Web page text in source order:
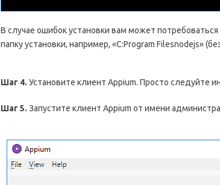
В случае ошибок установки вам может
папку установки, например, «C:Program Filesnodejs»
Шаг 4. Установите клиент Appium. Просто следуйте
Шаг 5. Запустите клиент Appium от имени